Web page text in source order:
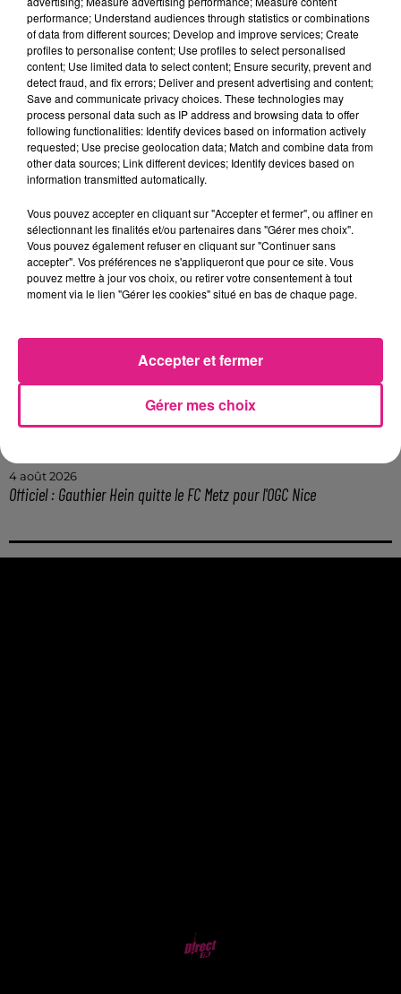
sexistes. En fonction de leur situation, les
femmes sont orientées vers les associations
locales ou nationales partenaires les mieux à
même d'apporter une réponse ou un
accompagnement.
FIL ACTUS
16h22
Téji Savanier rejoint le FC Metz : une nouvelle aventure en Grenat
11h37
Harry Potter : huit films en 24 heures… plusieurs cinémas lorrains...
9h51
Eurométropole de Metz : attention à cette arnaque lors de visite à...
Lorraine : une journée pas comme les autres au Parc animalier de...
Metz : une distribution de lunette gratuite pour voir l’éclipse
4 août 2026
Officiel : Gauthier Hein quitte le FC Metz pour l'OGC Nice
performance; Understand audiences through statistics or combinations
of data from different sources; Develop and improve services; Create
profiles to personalise content; Use profiles to select personalised
content; Use limited data to select content; Ensure security, prevent and
detect fraud, and fix errors; Deliver and present advertising and content;
Save and communicate privacy choices. These technologies may
process personal data such as IP address and browsing data to offer
following functionalities: Identify devices based on information actively
requested; Use precise geolocation data; Match and combine data from
other data sources; Link different devices; Identify devices based on
information transmitted automatically.
Vous pouvez accepter en cliquant sur "Accepter et fermer", ou affiner en
sélectionnant les finalités et/ou partenaires dans "Gérer mes choix".
Vous pouvez également refuser en cliquant sur "Continuer sans
accepter". Vos préférences ne s'appliqueront que pour ce site. Vous
pouvez mettre à jour vos choix, ou retirer votre consentement à tout
moment via le lien "Gérer les cookies" situé en bas de chaque page.
Gérer mes choix
Accepter et fermer